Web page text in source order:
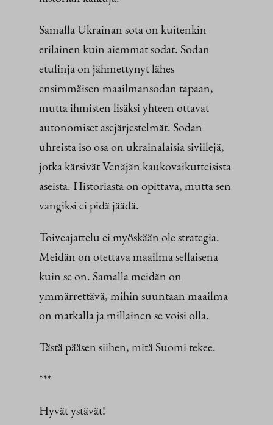
Samalla Ukrainan sota on kuitenkin
erilainen kuin aiemmat sodat. Sodan
etulinja on jähmettynyt lähes
ensimmäisen maailmansodan tapaan,
mutta ihmisten lisäksi yhteen ottavat
autonomiset asejärjestelmät. Sodan
uhreista iso osa on ukrainalaisia siviilejä,
jotka kärsivät Venäjän kaukovaikutteisista
aseista. Historiasta on opittava, mutta sen
vangiksi ei pidä jäädä.
Toiveajattelu ei myöskään ole strategia.
Meidän on otettava maailma sellaisena
kuin se on. Samalla meidän on
ymmärrettävä, mihin suuntaan maailma
on matkalla ja millainen se voisi olla.
Tästä pääsen siihen, mitä Suomi tekee.
***
Hyvät ystävät!